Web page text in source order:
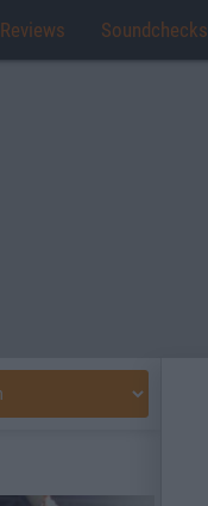
Reviews Soundchecks